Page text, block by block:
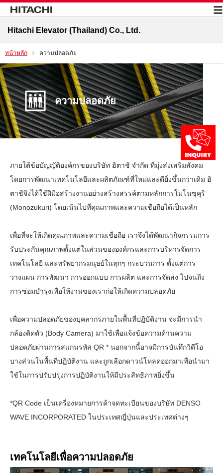
Hitachi Elevator (Thailand) Co., Ltd.
หน้าหลัก ความปลอดภัย
ความปลอดภัย
ภายใต้ข้อบัญญัติองค์กรของบริษัท ฮิตาชิ จำกัด ที่มุ่งส่งเสริมสังคม
โดยการพัฒนาเทคโนโลยีและผลิตภัณฑ์ที่ใหม่และดียิ่งขึ้นกว่าเดิม ฮิ
ตาชิจึงได้ใช้ฝีมือสร้างงานอย่างสร้างสรรค์ตามหลักการโมโนซุคุริ
(Monozukuri) โดยเน้นไปที่คุณภาพและความเชื่อถือได้เป็นหลัก
เพื่อที่จะให้เกิดคุณภาพและความเชื่อถือ เราจึงได้พัฒนากิจกรรมการ
รับประกันคุณภาพตั้งแต่ในส่วนขององค์กรและการบริหารจัดการ
เทคโนโลยี และทรัพยากรมนุษย์ในทุกๆ กระบวนการ ตั้งแต่การ
วางแผน การพัฒนา การออกแบบ การผลิต และการจัดส่ง ไปจนถึง
การซ่อมบำรุงเพื่อให้งานของเราก่อให้เกิดความปลอดภัย
เพื่อความปลอดภัยของบุคลากรภายในพื้นที่ปฏิบัติงาน จะมีการนำ
กล้องติดตัว (Body Camera) มาใช้เพื่อแจ้งข้อความด้านความ
ปลอดภัยผ่านการสแกนรหัส QR * นอกจากนี้อาจมีการบันทึกวิดีโอ
บางส่วนในพื้นที่ปฏิบัติงาน และถูกเลือกดาวน์โหลดออกมาเพื่อนำมา
ใช้ในการปรับปรุงการปฏิบัติงานให้มีประสิทธิภาพยิ่งขึ้น
*QR Code เป็นเครื่องหมายการค้าจดทะเบียนของบริษัท DENSO
WAVE INCORPORATED ในประเทศญี่ปุ่นและประเทศต่างๆ
เทคโนโลยีเพื่อความปลอดภัย